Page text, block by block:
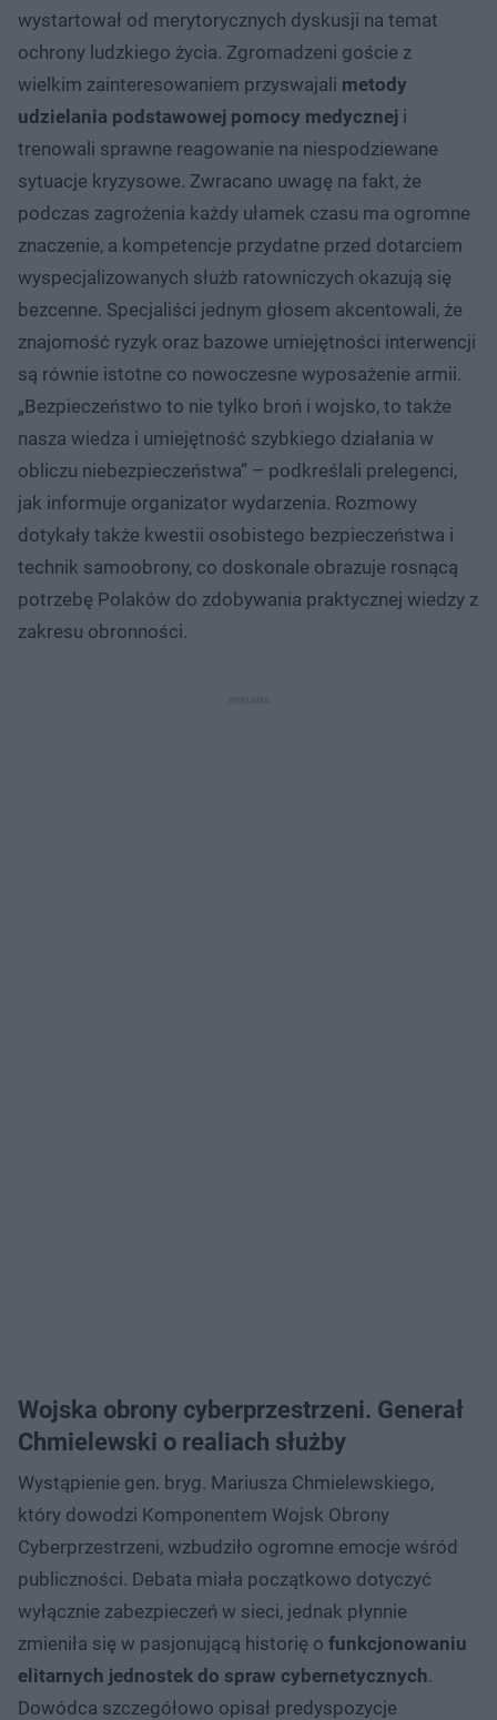
wystartował od merytorycznych dyskusji na temat
ochrony ludzkiego życia. Zgromadzeni goście z
wielkim zainteresowaniem przyswajali metody
udzielania podstawowej pomocy medycznej i
trenowali sprawne reagowanie na niespodziewane
sytuacje kryzysowe. Zwracano uwagę na fakt, że
podczas zagrożenia każdy ułamek czasu ma ogromne
znaczenie, a kompetencje przydatne przed dotarciem
wyspecjalizowanych służb ratowniczych okazują się
bezcenne. Specjaliści jednym głosem akcentowali, że
znajomość ryzyk oraz bazowe umiejętności interwencji
są równie istotne co nowoczesne wyposażenie armii.
„Bezpieczeństwo to nie tylko broń i wojsko, to także
nasza wiedza i umiejętność szybkiego działania w
obliczu niebezpieczeństwa” – podkreślali prelegenci,
jak informuje organizator wydarzenia. Rozmowy
dotykały także kwestii osobistego bezpieczeństwa i
technik samoobrony, co doskonale obrazuje rosnącą
potrzebę Polaków do zdobywania praktycznej wiedzy z
zakresu obronności.
Wojska obrony cyberprzestrzeni. Generał
Chmielewski o realiach służby
Wystąpienie gen. bryg. Mariusza Chmielewskiego,
który dowodzi Komponentem Wojsk Obrony
Cyberprzestrzeni, wzbudziło ogromne emocje wśród
publiczności. Debata miała początkowo dotyczyć
wyłącznie zabezpieczeń w sieci, jednak płynnie
zmieniła się w pasjonującą historię o funkcjonowaniu
elitarnych jednostek do spraw cybernetycznych.
Dowódca szczegółowo opisał predyspozycje